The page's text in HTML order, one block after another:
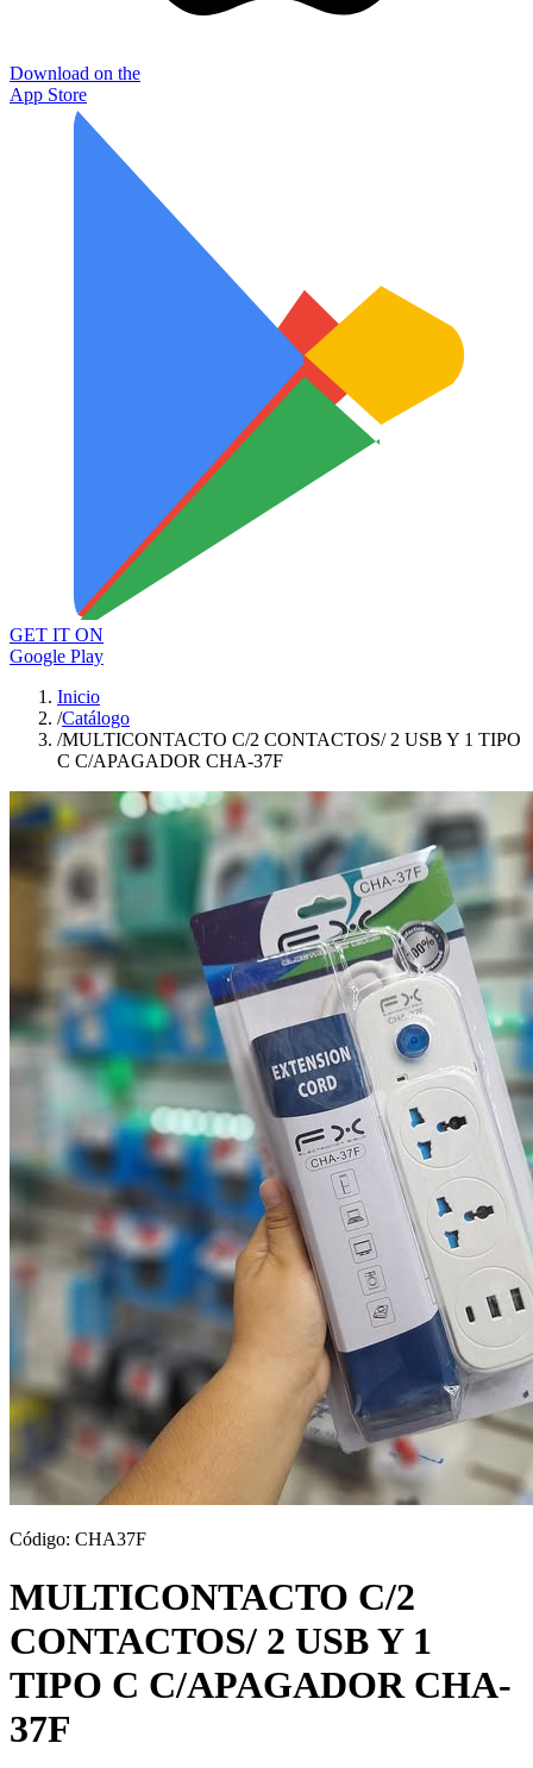
Download on the
App Store
GET IT ON
Google Play
Inicio
/Catálogo
/MULTICONTACTO C/2 CONTACTOS/ 2 USB Y 1 TIPO
C C/APAGADOR CHA-37F
Código: CHA37F
MULTICONTACTO C/2
CONTACTOS/ 2 USB Y 1
TIPO C C/APAGADOR CHA-
37F